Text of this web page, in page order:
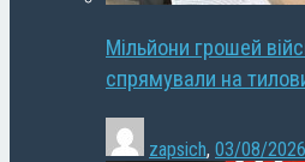
Мільйони грошей
спрямували на
zapsich, 03/08/2026